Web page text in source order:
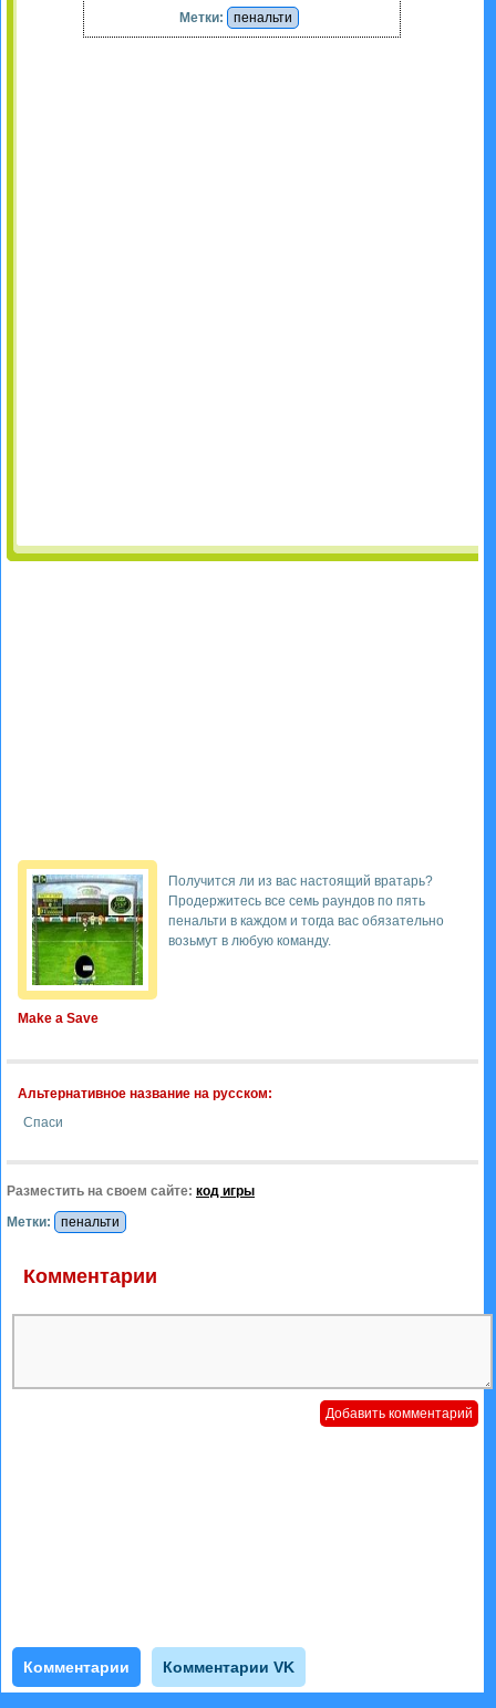
Метки: пенальти
Make a Save
Получится ли из вас настоящий вратарь?
Продержитесь все семь раундов по пять
пенальти в каждом и тогда вас обязательно
возьмут в любую команду.
Альтернативное название на русском:
Спаси
Разместить на своем сайте: код игры
Метки:
пенальти
Комментарии
Комментарии Комментарии VK